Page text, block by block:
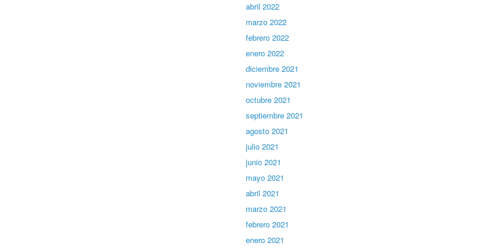
abril 2022
marzo 2022
febrero 2022
enero 2022
diciembre 2021
noviembre 2021
octubre 2021
septiembre 2021
agosto 2021
julio 2021
junio 2021
mayo 2021
abril 2021
marzo 2021
febrero 2021
enero 2021